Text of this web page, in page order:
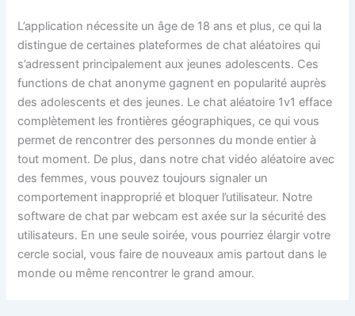
L’application nécessite un âge de 18 ans et plus, ce qui la
distingue de certaines plateformes de chat aléatoires qui
s’adressent principalement aux jeunes adolescents. Ces
functions de chat anonyme gagnent en popularité auprès
des adolescents et des jeunes. Le chat aléatoire 1v1 efface
complètement les frontières géographiques, ce qui vous
permet de rencontrer des personnes du monde entier à
tout moment. De plus, dans notre chat vidéo aléatoire avec
des femmes, vous pouvez toujours signaler un
comportement inapproprié et bloquer l’utilisateur. Notre
software de chat par webcam est axée sur la sécurité des
utilisateurs. En une seule soirée, vous pourriez élargir votre
cercle social, vous faire de nouveaux amis partout dans le
monde ou même rencontrer le grand amour.